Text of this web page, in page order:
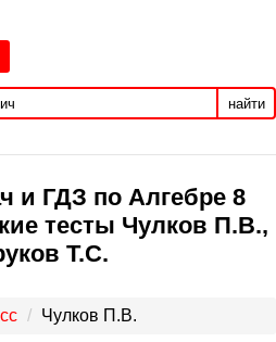
найти
и ГДЗ по Алгебре 8
тесты Чулков П.В.,
Т.С.
Чулков П.В.